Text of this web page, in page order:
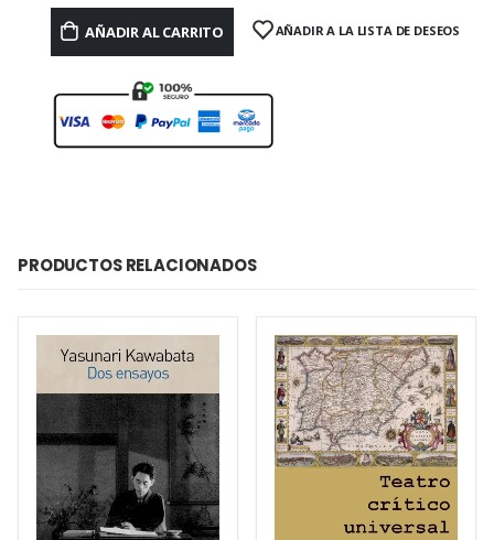
AÑADIR AL CARRITO AÑADIR A LA LISTA DE DESEOS
PRODUCTOS RELACIONADOS